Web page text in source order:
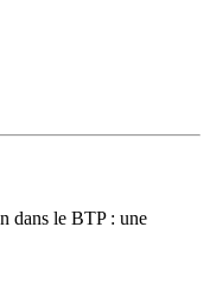
dans le BTP : une